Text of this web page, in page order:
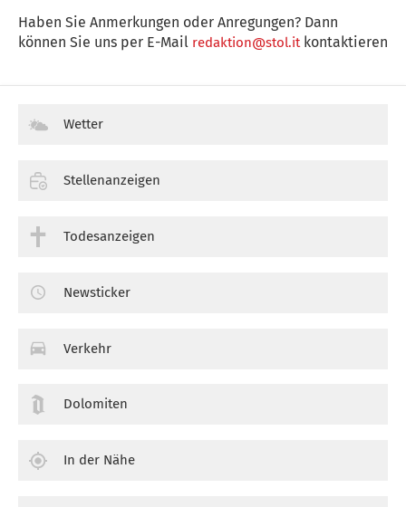
Haben Sie Anmerkungen oder Anregungen? Dann
können Sie uns per E-Mail redaktion@stol.itkontaktieren
Wetter
Stellenanzeigen
Todesanzeigen
Newsticker
Verkehr
Dolomiten
In der Nähe